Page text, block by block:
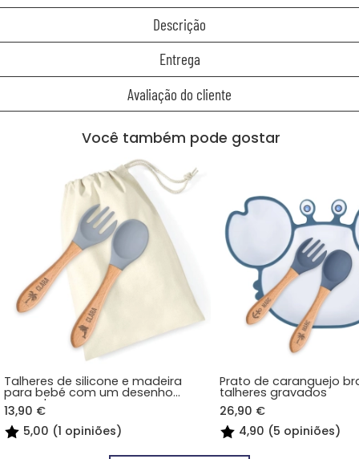
Descrição
Entrega
Avaliação do cliente
Você também pode gostar
Talheres de silicone e madeira
para bebé com um desenho
gravado
13,90 €
5,00 (1 opiniões)
Prato de caranguejo
talheres gravados
26,90 €
4,90 (5 opiniões)